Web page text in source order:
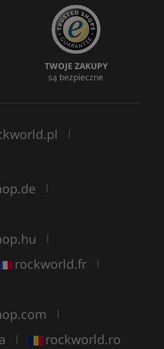
TWOJE ZAKUPY
są bezpieczne
|
|
|
rockworld.fr |
|
| rockworld.ro